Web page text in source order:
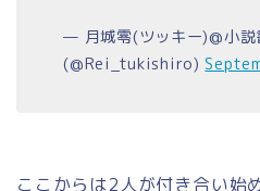
— 月城零(ツッキー)@小説
(@Rei_tukishiro)
ここからは2人が付き合い始